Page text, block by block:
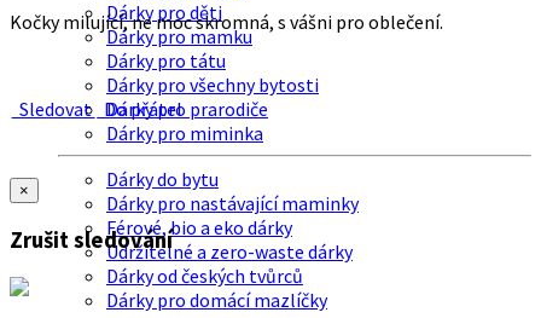
Dárky pro děti
Dárky pro mamku
Dárky pro tátu
Dárky pro všechny bytosti
Dárky pro prarodiče
Dárky pro miminka
Dárky do bytu
Dárky pro nastávající maminky
Férové, bio a eko dárky
Udržitelné a zero-waste dárky
Dárky od českých tvůrců
Dárky pro domácí mazlíčky
Kočky milující, ne moc skromná, s vášni pro oblečení.
Sledovat Do přátel
×
Zrušit sledování